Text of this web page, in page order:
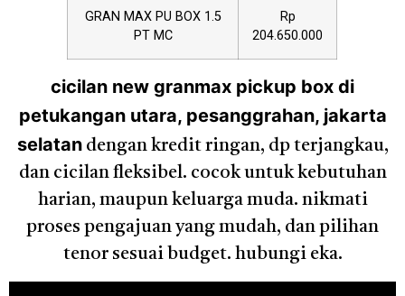
GRAN MAX PU BOX 1.5
PT MC
Rp
204.650.000
cicilan new granmax pickup box di
petukangan utara, pesanggrahan, jakarta
selatandengan kredit ringan, dp terjangkau,
dan cicilan fleksibel. cocok untuk kebutuhan
harian, maupun keluarga muda. nikmati
proses pengajuan yang mudah, dan pilihan
tenor sesuai budget. hubungi eka.